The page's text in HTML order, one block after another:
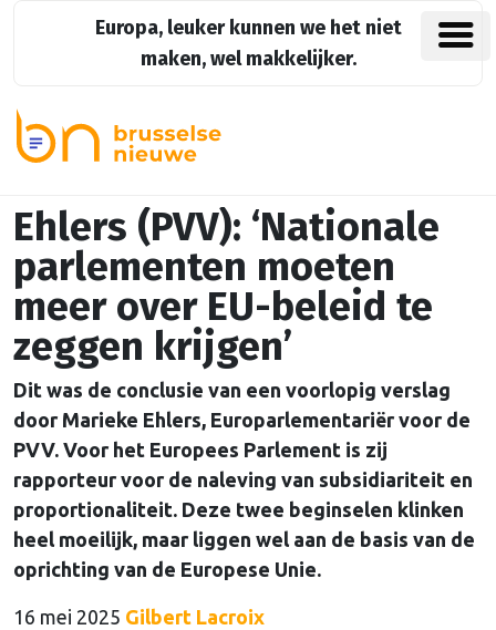
Europa, leuker kunnen we het niet
maken, wel makkelijker.
Ehlers (PVV): ‘Nationale
parlementen moeten
meer over EU-beleid te
zeggen krijgen’
Dit was de conclusie van een voorlopig verslag
door Marieke Ehlers, Europarlementariër voor de
PVV. Voor het Europees Parlement is zij
rapporteur voor de naleving van subsidiariteit en
proportionaliteit. Deze twee beginselen klinken
heel moeilijk, maar liggen wel aan de basis van de
oprichting van de Europese Unie.
16 mei 2025 Gilbert Lacroix